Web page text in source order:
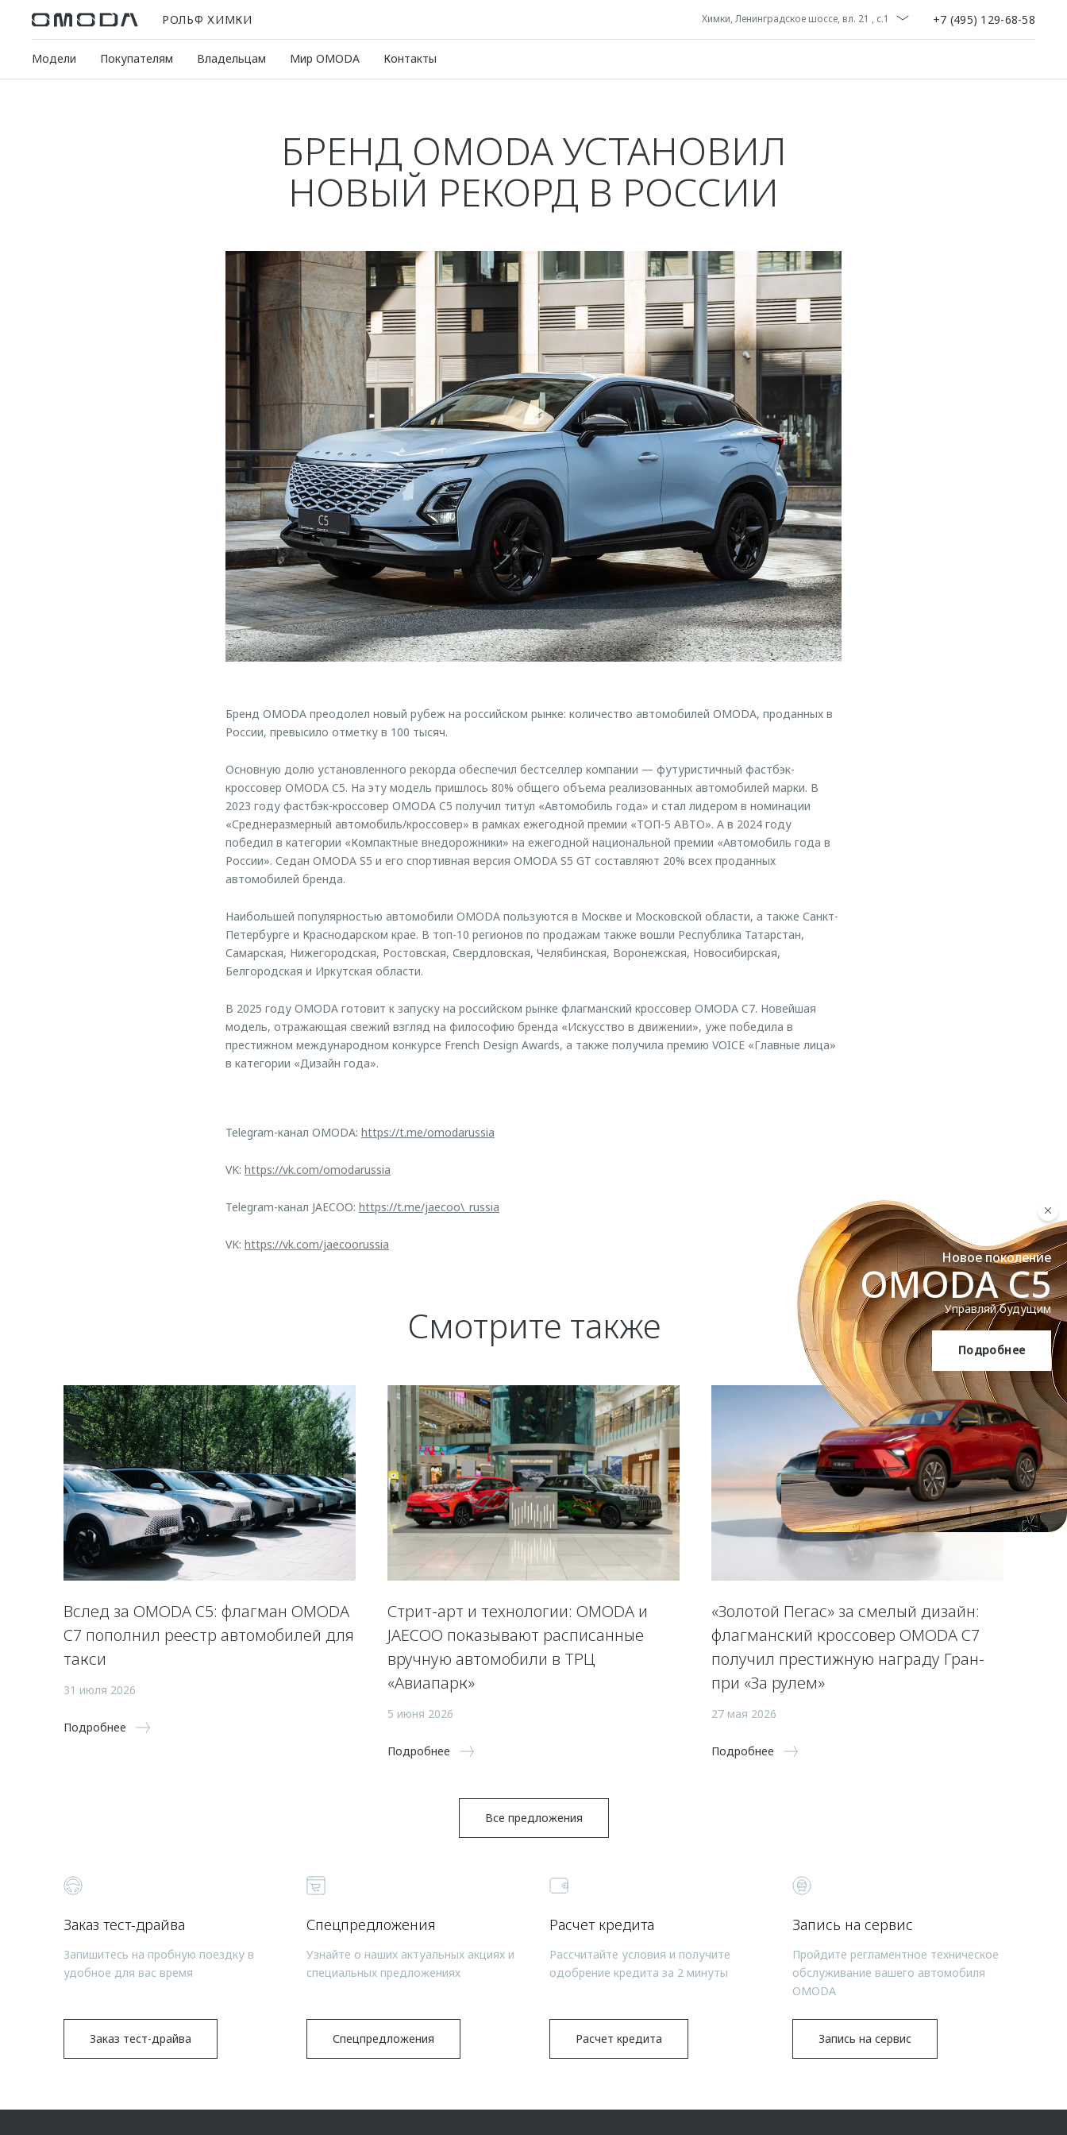
РОЛЬФ ХИМКИ Химки, Ленинградское шоссе, вл. 21 , с.1 +7 (495) 129-68-58
Модели Покупателям Владельцам Мир OMODA Контакты
OMODA C5
Новое поколение
OMODA C5
Управляй будущим
Подробнее
БРЕНД OMODA УСТАНОВИЛ
НОВЫЙ РЕКОРД В РОССИИ
Бренд OMODA преодолел новый рубеж на российском рынке: количество автомобилей OMODA, проданных в
России, превысило отметку в 100 тысяч.
Основную долю установленного рекорда обеспечил бестселлер компании — футуристичный фастбэк-
кроссовер OMODA C5. На эту модель пришлось 80% общего объема реализованных автомобилей марки. В
2023 году фастбэк-кроссовер OMODA C5 получил титул «Автомобиль года» и стал лидером в номинации
«Среднеразмерный автомобиль/кроссовер» в рамках ежегодной премии «ТОП-5 АВТО». А в 2024 году
победил в категории «Компактные внедорожники» на ежегодной национальной премии «Автомобиль года в
России». Седан OMODA S5 и его спортивная версия OMODA S5 GT составляют 20% всех проданных
автомобилей бренда.
Наибольшей популярностью автомобили OMODA пользуются в Москве и Московской области, а также Санкт-
Петербурге и Краснодарском крае. В топ-10 регионов по продажам также вошли Республика Татарстан,
Самарская, Нижегородская, Ростовская, Свердловская, Челябинская, Воронежская, Новосибирская,
Белгородская и Иркутская области.
В 2025 году OMODA готовит к запуску на российском рынке флагманский кроссовер OMODA C7. Новейшая
модель, отражающая свежий взгляд на философию бренда «Искусство в движении», уже победила в
престижном международном конкурсе French Design Awards, а также получила премию VOICE «Главные лица»
в категории «Дизайн года».
Telegram-канал OMODA: https://t.me/omodarussia
VK: https://vk.com/omodarussia
Telegram-канал JAECOO: https://t.me/jaecoo\_russia
VK: https://vk.com/jaecoorussia
Смотрите также
Вслед за OMODA C5: флагман OMODA
C7 пополнил реестр автомобилей для
такси
31 июля 2026
Подробнее
Стрит-арт и технологии: OMODA и
JAECOO показывают расписанные
вручную автомобили в ТРЦ
«Авиапарк»
5 июня 2026
Подробнее
«Золотой Пегас» за смелый дизайн:
флагманский кроссовер OMODA C7
получил престижную награду Гран-
при «За рулем»
27 мая 2026
Подробнее
Все предложения
Заказ тест-драйва
Запишитесь на пробную поездку в
удобное для вас время
Заказ тест-драйва
Спецпредложения
Узнайте о наших актуальных акциях и
специальных предложениях
Спецпредложения
Расчет кредита
Рассчитайте условия и получите
одобрение кредита за 2 минуты
Расчет кредита
Запись на сервис
Пройдите регламентное техническое
обслуживание вашего автомобиля
OMODA
Запись на сервис